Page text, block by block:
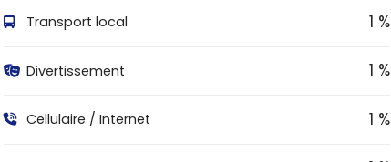
Transport local 1 %
Divertissement 1 %
Cellulaire / Internet 1 %